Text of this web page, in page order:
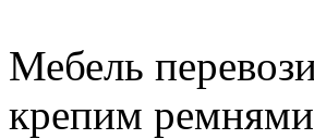
Мебель
крепим